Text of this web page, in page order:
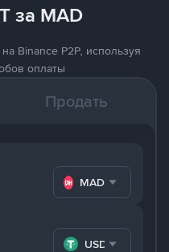
за MAD
Binance P2P, используя
оплаты
Продать
MAD
USDT